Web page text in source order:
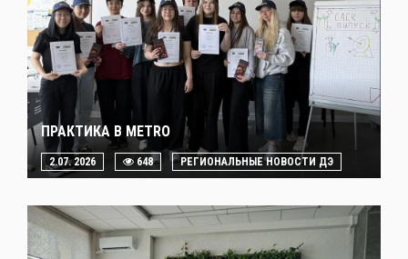
ПРАКТИКА В METRO
2.07. 2026 648 РЕГИОНАЛЬНЫЕ НОВОСТИ ДЭ